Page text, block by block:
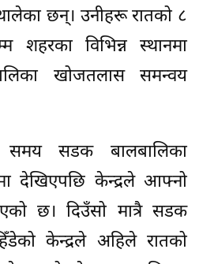
छन्। उनीहरू रातको ८
विभिन्न स्थानमा
खोजतलास समन्वय
समय सडक बालबालिका
देखिएपछि केन्द्रले आफ्नो
छ। दिउँसो मात्रै सडक
केन्द्रले अहिले रातको